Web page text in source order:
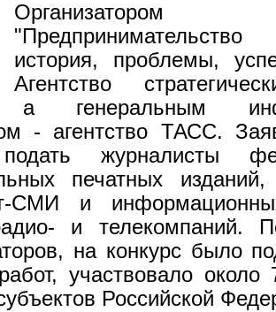
Организатором
история, проблемы,
Агентство
генеральным
- агентство ТАСС.
журналисты
печатных изданий,
СМИ и
и телекомпаний.
на конкурс было
участвовало около
Российской